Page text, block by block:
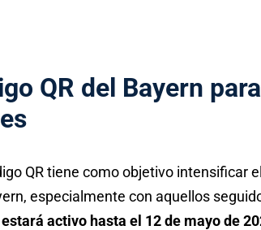
QR del Bayern
QR tiene como objetivo intensificar
especialmente con aquellos
activo hasta el 12 de mayo de